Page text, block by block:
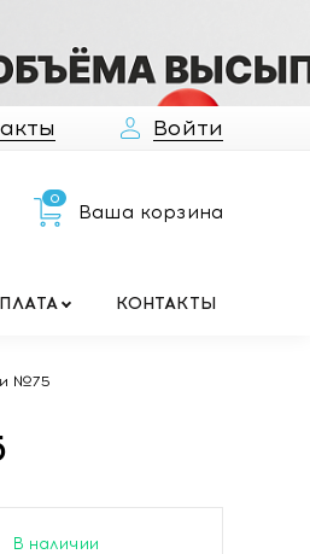
Войти
0
Ваша корзина
КОНТАКТЫ
№75
В наличии